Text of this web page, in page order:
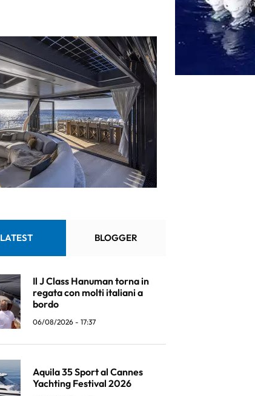
LATEST BLOGGER
Il J Class Hanuman torna in
regata con molti italiani a
bordo
06/08/2026 - 17:37
Aquila 35 Sport al Cannes
Yachting Festival 2026